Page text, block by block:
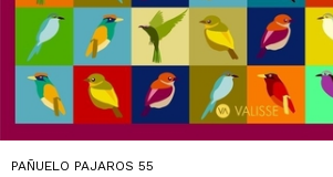
PAÑUELO PAJAROS 55